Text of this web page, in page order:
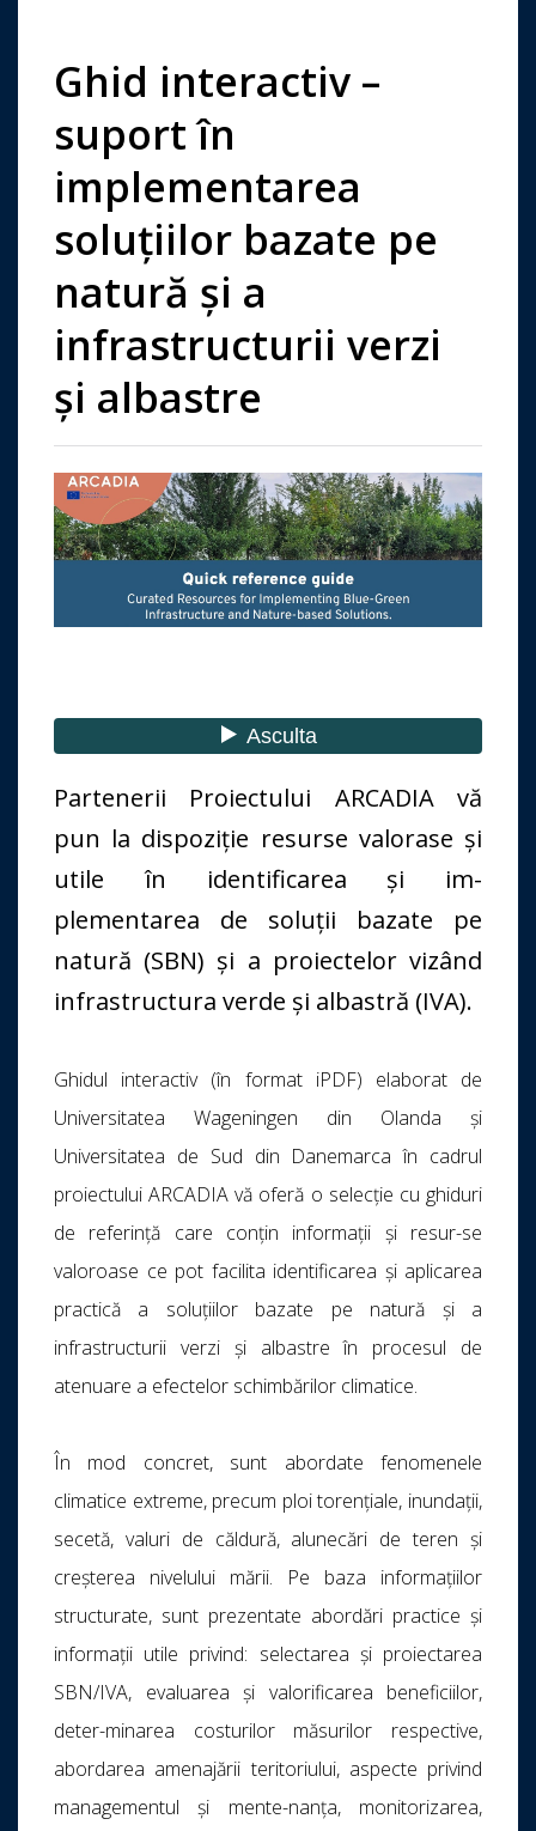
Ghid interactiv –
suport în
implementarea
soluțiilor bazate pe
natură și a
infrastructurii verzi
și albastre
Partenerii Proiectului ARCADIA vă
pun la dispoziție resurse valorase și
utile în identificarea și im-
plementarea de soluții bazate pe
natură (SBN) și a proiectelor vizând
infrastructura verde și albastră (IVA).
Ghidul interactiv (în format iPDF) elaborat de
Universitatea Wageningen din Olanda și
Universitatea de Sud din Danemarca în cadrul
proiectului ARCADIA vă oferă o selecție cu ghiduri
de referință care conțin informații și resur-se
valoroase ce pot facilita identificarea și aplicarea
practică a soluțiilor bazate pe natură și a
infrastructurii verzi și albastre în procesul de
atenuare a efectelor schimbărilor climatice.
În mod concret, sunt abordate fenomenele
climatice extreme, precum ploi torențiale, inundații,
secetă, valuri de căldură, alunecări de teren și
creșterea nivelului mării. Pe baza informațiilor
structurate, sunt prezentate abordări practice și
informații utile privind: selectarea și proiectarea
SBN/IVA, evaluarea și valorificarea beneficiilor,
deter-minarea costurilor măsurilor respective,
abordarea amenajării teritoriului, aspecte privind
managementul și mente-nanța, monitorizarea,